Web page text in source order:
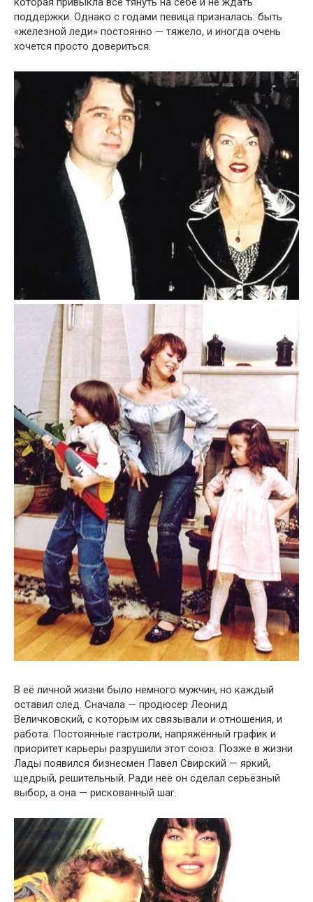
поддержки. Однако с годами певица призналась: быть
«железной леди» постоянно — тяжело, и иногда очень
хочется просто довериться.
В её личной жизни было немного мужчин, но каждый
оставил след. Сначала — продюсер Леонид
Величковский, с которым их связывали и отношения, и
работа. Постоянные гастроли, напряжённый график и
приоритет карьеры разрушили этот союз. Позже в жизни
Лады появился бизнесмен Павел Свирский — яркий,
щедрый, решительный. Ради неё он сделал серьёзный
выбор, а она — рискованный шаг.